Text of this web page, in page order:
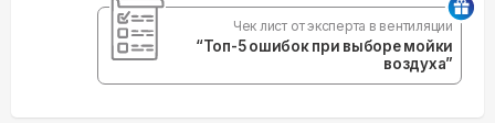
Чек лист от эксперта в вентиляции
“Топ-5 ошибок при выборе мойки
воздуха”